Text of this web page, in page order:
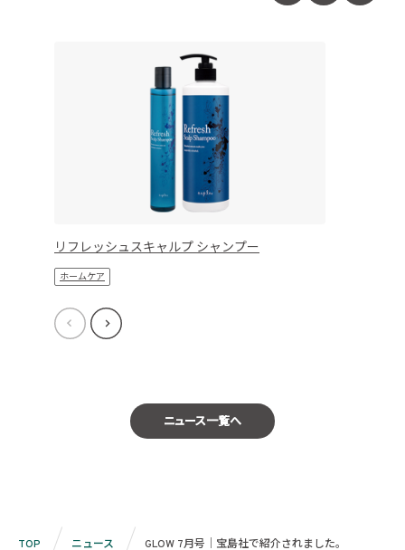
リフレッシュスキャルプ シャンプー
ホームケア
ニュース一覧へ
TOP ニュース GLOW 7月号｜宝島社で紹介されました。